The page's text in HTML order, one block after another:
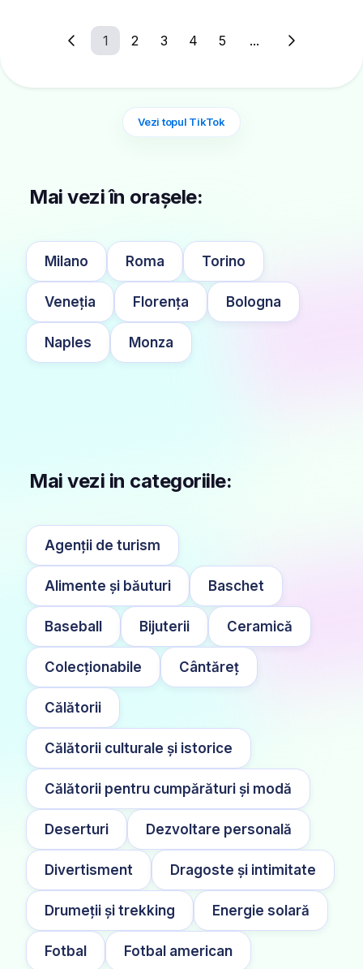
1 2 3 4 5 ...
Vezi topul TikTok
Mai vezi în orașele:
Milano Roma Torino
Veneția Florența Bologna
Naples Monza
Mai vezi in categoriile:
Agenții de turism
Alimente și băuturi Baschet
Baseball Bijuterii Ceramică
Colecționabile Cântăreț
Călătorii
Călătorii culturale și istorice
Călătorii pentru cumpărături și modă
Deserturi Dezvoltare personală
Divertisment Dragoste și intimitate
Drumeții și trekking Energie solară
Fotbal Fotbal american